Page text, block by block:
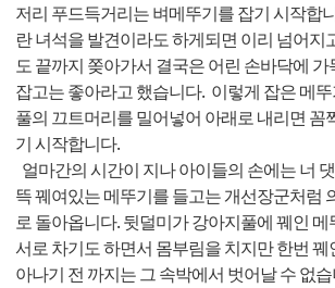
저리 푸드득거리는 벼메뚜기를 잡기 시작합
란 녀석을 발견이라도 하게되면 이리 넘어지
도 끝까지 쫒아가서 결국은 어린 손바닥에
잡고는 좋아라고 했습니다. 이렇게 잡은 메
풀의 끄트머리를 밀어넣어 아래로 내리면 꼼
기 시작합니다.
얼마간의 시간이 지나 아이들의 손에는 너
뜩 꿰여있는 메뚜기를 들고는 개선장군처럼
로 돌아옵니다. 뒷덜미가 강아지풀에 꿰인
서로 차기도 하면서 몸부림을 치지만 한번
아나기 전 까지는 그 속박에서 벗어날 수 없